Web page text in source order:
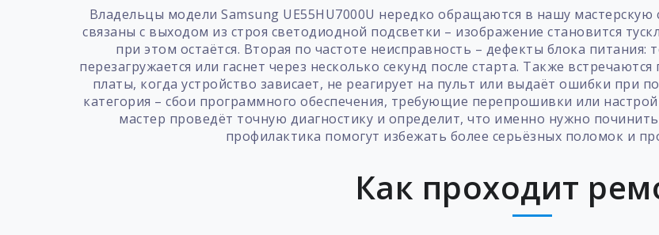
Владельцы модели Samsung UE55HU7000U нередко обращаются в нашу
связаны с выходом из строя светодиодной подсветки – изображение становится
при этом остаётся. Вторая по частоте неисправность – дефекты блока
перезагружается или гаснет через несколько секунд после старта. Также
платы, когда устройство зависает, не реагирует на пульт или выдаёт ошибки
категория – сбои программного обеспечения, требующие перепрошивки или
мастер проведёт точную диагностику и определит, что именно нужно
профилактика помогут избежать более серьёзных поломок и
Как проходит